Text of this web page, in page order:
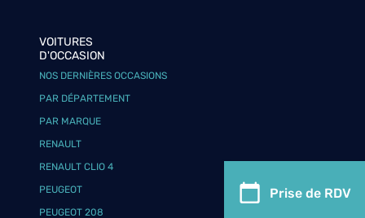
Prise de RDV
VOITURES
D'OCCASION
NOS DERNIÈRES OCCASIONS
PAR DÉPARTEMENT
PAR MARQUE
RENAULT
RENAULT CLIO 4
PEUGEOT
PEUGEOT 208